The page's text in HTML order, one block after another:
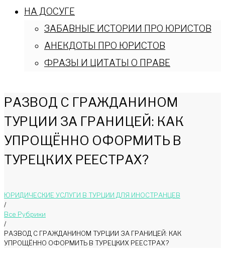
НА ДОСУГЕ
ЗАБАВНЫЕ ИСТОРИИ ПРО ЮРИСТОВ
АНЕКДОТЫ ПРО ЮРИСТОВ
ФРАЗЫ И ЦИТАТЫ О ПРАВЕ
РАЗВОД С ГРАЖДАНИНОМ
ТУРЦИИ ЗА ГРАНИЦЕЙ: КАК
УПРОЩЁННО ОФОРМИТЬ В
ТУРЕЦКИХ РЕЕСТРАХ?
ЮРИДИЧЕСКИЕ УСЛУГИ В ТУРЦИИ ДЛЯ ИНОСТРАНЦЕВ
/
Bce Pyбрики
/
РАЗВОД С ГРАЖДАНИНОМ ТУРЦИИ ЗА ГРАНИЦЕЙ: КАК
УПРОЩЁННО ОФОРМИТЬ В ТУРЕЦКИХ РЕЕСТРАХ?